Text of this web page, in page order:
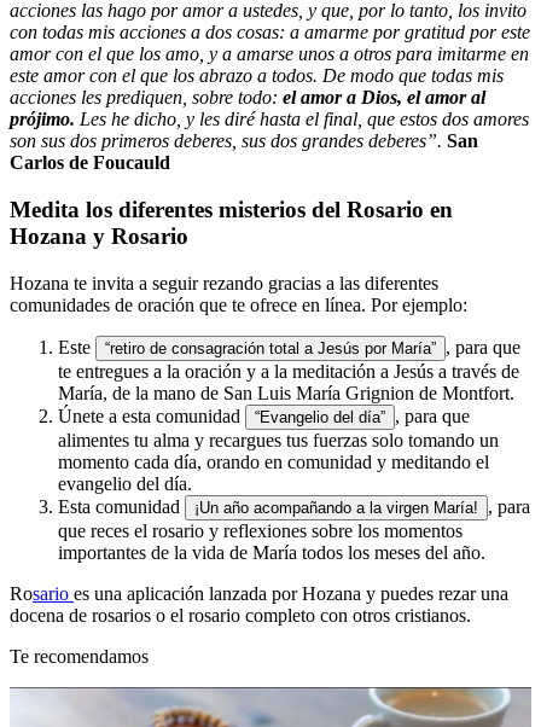
acciones las hago por amor a ustedes, y que, por lo tanto, los invito
con todas mis acciones a dos cosas: a amarme por gratitud por este
amor con el que los amo, y a amarse unos a otros para imitarme en
este amor con el que los abrazo a todos. De modo que todas mis
acciones les prediquen, sobre todo: el amor a Dios, el amor al
prójimo. Les he dicho, y les diré hasta el final, que estos dos amores
son sus dos primeros deberes, sus dos grandes deberes”. San
Carlos de Foucauld
Medita los diferentes misterios del Rosario en
Hozana y Rosario
Hozana te invita a seguir rezando gracias a las diferentes
comunidades de oración que te ofrece en línea. Por ejemplo:
Este “retiro de consagración total a Jesús por María” , para que
te entregues a la oración y a la meditación a Jesús a través de
María, de la mano de San Luis María Grignion de Montfort.
Únete a esta comunidad
“Evangelio del día” , para que
alimentes tu alma y recargues tus fuerzas solo tomando un
momento cada día, orando en comunidad y meditando el
evangelio del día.
Esta comunidad
¡Un año acompañando a la virgen María!
, para
que reces el rosario y reflexiones sobre los momentos
importantes de la vida de María todos los meses del año.
Rosario es una aplicación lanzada por Hozana y puedes rezar una
docena de rosarios o el rosario completo con otros cristianos.
Te recomendamos